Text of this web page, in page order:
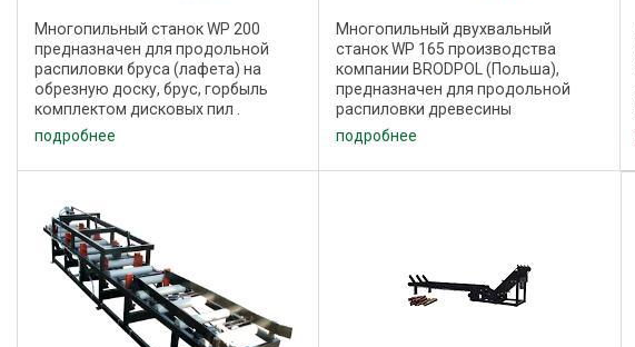
Многопильный станок WP 200
предназначен для продольной
распиловки бруса (лафета) на
обрезную доску, брус, горбыль
комплектом дисковых пил .
Многопильный станок WP 200
оснащен двумя пильными
независимыми валами. Мощность
подробнее
Многопильный двухвальный
станок WP 165 производства
компании BRODPOL (Польша),
предназначен для продольной
распиловки древесины
пиломатериала, брусьев набором
дисковых (циркулярных) пил на
доски и бруски. В многопильном
подробнее